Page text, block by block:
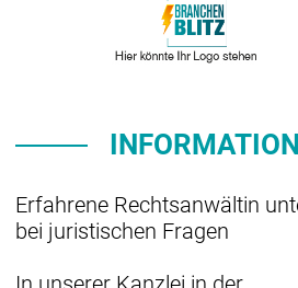
Erfahrene Rechtsanwältin
bei juristischen Fragen